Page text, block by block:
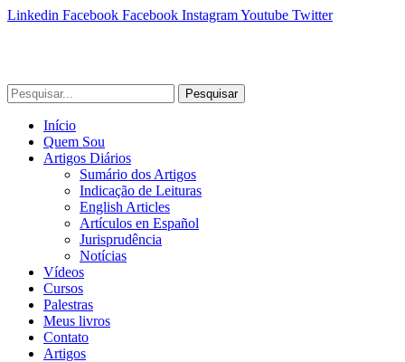
Linkedin Facebook Facebook InstagramYoutube Twitter
Pesquisar
Início
Quem Sou
Artigos Diários
Sumário dos Artigos
Indicação de Leituras
English Articles
Artículos en Español
Jurisprudência
Notícias
Vídeos
Cursos
Palestras
Meus livros
Contato
Artigos